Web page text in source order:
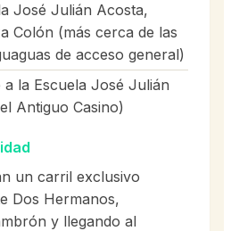
José Julián Acosta,
Colón (más cerca de las
de acceso general)
a la Escuela José Julián
Antiguo Casino)
un carril exclusivo
Dos Hermanos,
y llegando al